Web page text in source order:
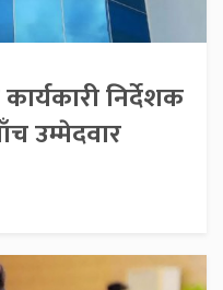
निर्देशक
उम्मेदवार